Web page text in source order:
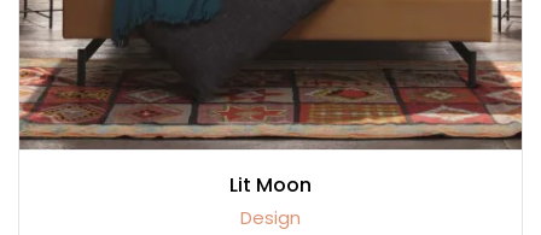
Lit Moon
Design